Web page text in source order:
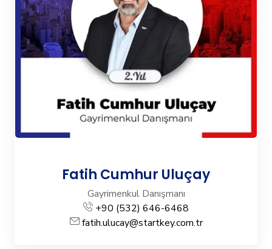
Fatih Cumhur Uluçay
Gayrimenkul Danışmanı
+90 (532) 646-6468
fatih.ulucay@startkey.com.tr